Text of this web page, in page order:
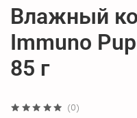
(0)
Влажный
Immuno
85 г